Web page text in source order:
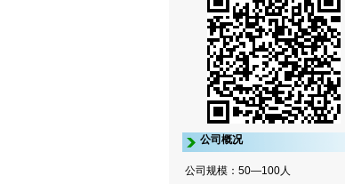
公司概况
公司规模：50—100人